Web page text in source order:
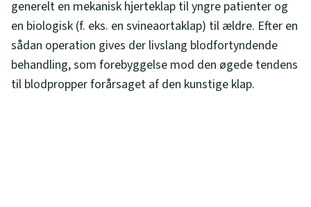
generelt en mekanisk hjerteklap til yngre patienter og
en biologisk (f. eks. en svineaortaklap) til ældre. Efter en
sådan operation gives der livslang blodfortyndende
behandling, som forebyggelse mod den øgede tendens
til blodpropper forårsaget af den kunstige klap.